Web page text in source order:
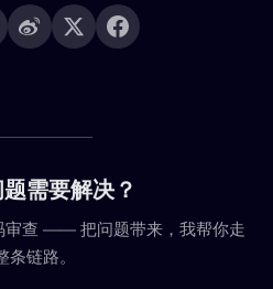
需要解决？
审查 —— 把问题带来，我帮你走
条链路。